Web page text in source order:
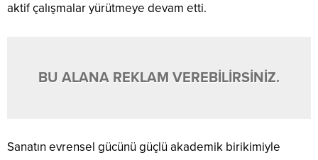
aktif çalışmalar yürütmeye devam etti.
BU ALANA REKLAM VEREBİLİRSİNİZ.
Sanatın evrensel gücünü güçlü akademik birikimiyle